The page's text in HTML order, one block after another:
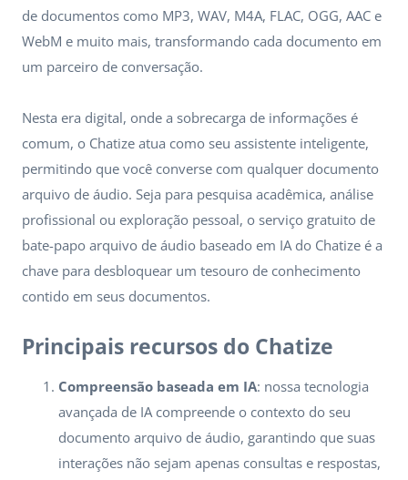
de documentos como MP3, WAV, M4A, FLAC, OGG, AAC e
WebM e muito mais, transformando cada documento em
um parceiro de conversação.
Nesta era digital, onde a sobrecarga de informações é
comum, o Chatize atua como seu assistente inteligente,
permitindo que você converse com qualquer documento
arquivo de áudio. Seja para pesquisa acadêmica, análise
profissional ou exploração pessoal, o serviço gratuito de
bate-papo arquivo de áudio baseado em IA do Chatize é a
chave para desbloquear um tesouro de conhecimento
contido em seus documentos.
Principais recursos do Chatize
Compreensão baseada em IA: nossa tecnologia
avançada de IA compreende o contexto do seu
documento arquivo de áudio, garantindo que suas
interações não sejam apenas consultas e respostas,